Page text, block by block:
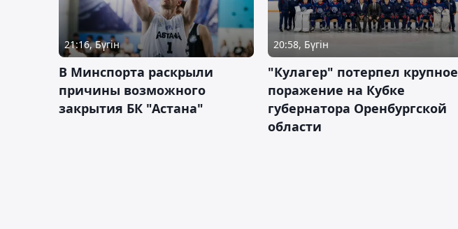
21:16, Бүгін
В Минспорта раскрыли
причины возможного
закрытия БК "Астана"
20:58, Бүгін
"Кулагер" потерпел крупное
поражение на Кубке
губернатора Оренбургской
области